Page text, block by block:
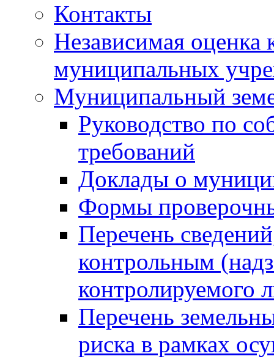
Контакты
Независимая оценка
муниципальных
Муниципальный
Руководство по
требований
Доклады о
Формы
Перечень
контрольным
контролируемого
Перечень
риска в рамках